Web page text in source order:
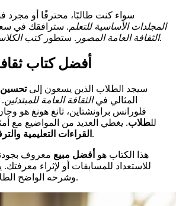
سواء كنت طالبًا، محترفًا أو
المجلدات الأساسية للتعلم. سترافقك في
الثقافة العامة المصور . ستطوركتب بفضلها.
أفضل كتاب
سيجد الطلاب الذين يسعون إلىتحسين
المثالي فيالثقافة العامة للمبتدئين.
فلورانس براونشتاين، ثانغ هونغ هو
للطلاب. يغطي العديد من المواضيع مع
القراءات التعليمية أسهل وأكثر متعة.
هذا الكتاب هو أفضل مبيع معروف
للاستعداد للمسابقات أو لإثراء
وشرحه الواضح الطلاب على التعلم بفعالية.